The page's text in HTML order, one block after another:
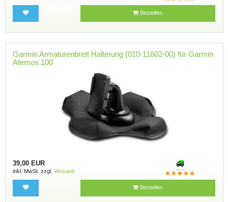
Bestellen
Garmin Armaturenbrett Halterung (010-11602-00) für Garmin
Atemos 100
39,00 EUR
inkl. MwSt. zzgl. Versand
Bestellen